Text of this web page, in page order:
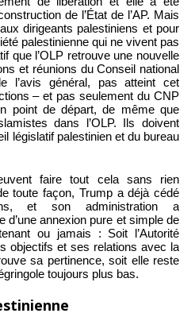
de l’État de l’AP. Mais
dirigeants palestiniens et pour
palestinienne qui ne vivent pas
que l’OLP retrouve une nouvelle
et réunions du Conseil national
l’avis général, pas atteint cet
– et pas seulement du CNP
point de départ, de même que
dans l’OLP. Ils doivent
législatif palestinien et du bureau
faire tout cela sans rien
toute façon, Trump a déjà cédé
et son administration a
d’une annexion pure et simple de
ou jamais : Soit l’Autorité
objectifs et ses relations avec la
sa pertinence, soit elle reste
toujours plus bas.